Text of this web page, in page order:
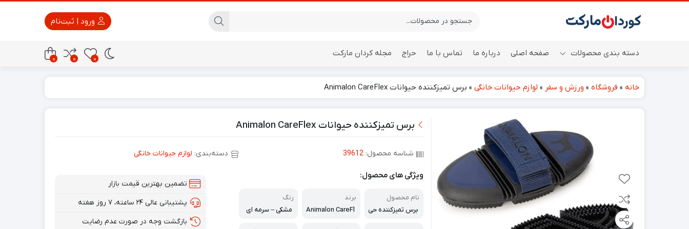
دسته بندی محصولات
اسپیکر ایستگاه هواشناسی
صفحه اصلی درباره ما تماس با ما حراج مجله کردان مارکت
0
0
0
خانه » فروشگاه » ورزش و سفر » لوازم حیوانات خانگی » برس تمیزکننده حیوانات Animalon CareFlex
برس تمیزکننده حیوانات Animalon CareFlex
شناسه محصول:39612 دسته‌بندی: لوازم حیوانات خانگی
ویژگی های محصول:
نام محصول
برس تمیزکننده حی
برند
Animalon CareFl
رنگ
مشکی – سرمه ای
تضمین بهترین قیمت بازار
پشتیبانی عالی ۲۴ ساعته، ۷ روز هفته
بازگشت وجه در صورت عدم رضایت